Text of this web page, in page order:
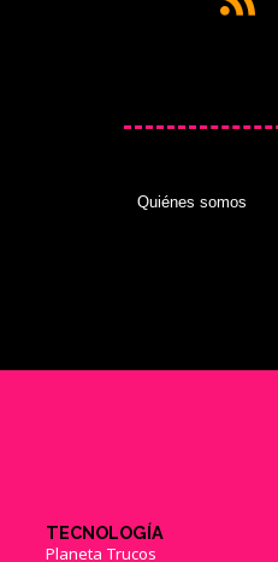
Quiénes somos
TECNOLOGÍA
Planeta Trucos